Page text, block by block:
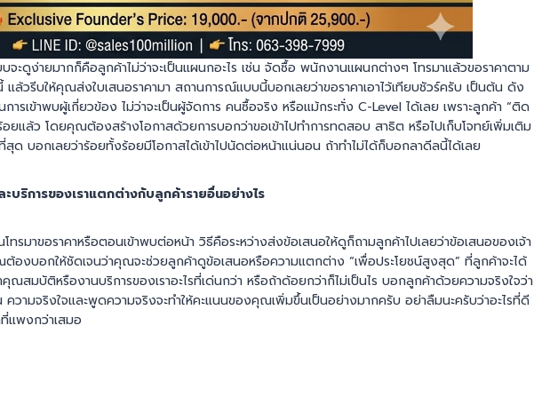
จะดูง่ายมากก็คือลูกค้าไม่ว่าจะเป็นแผนกอะไร เช่น จัดซื้อ พนักงานแผนกต่างๆ โทรมาแล้วขอราคาตาม
ล้วรีบให้คุณส่งใบเสนอราคามา สถานการณ์แบบนี้บอกเลยว่าขอราคาเอาไว้เทียบชัวร์ครับ เป็นต้น ดัง
ารเข้าพบผู้เกี่ยวข้อง ไม่ว่าจะเป็นผู้จัดการ คนซื้อจริง หรือแม้กระทั่ง C-Level ได้เลย เพราะลูกค้า “ติด
ล้ว โดยคุณต้องสร้างโอกาสด้วยการบอกว่าขอเข้าไปทำการทดสอบ สาธิต หรือไปเก็บโจทย์เพิ่มเติม
สุด บอกเลยว่าร้อยทั้งร้อยมีโอกาสได้เข้าไปนัดต่อหน้าแน่นอน ถ้าทำไม่ได้ก็บอกลาดีลนี้ได้เลย
ะบริการของเราแตกต่างกับลูกค้ารายอื่นอย่างไร
ทรมาขอราคาหรือตอนเข้าพบต่อหน้า วิธีคือระหว่างส่งข้อเสนอให้ดูก็ถามลูกค้าไปเลยว่าข้อเสนอของเจ้า
องบอกให้ชัดเจนว่าคุณจะช่วยลูกค้าดูข้อเสนอหรือความแตกต่าง “เพื่อประโยชน์สูงสุด” ที่ลูกค้าจะได้
คุณสมบัติหรืองานบริการของเราอะไรที่เด่นกว่า หรือถ้าด้อยกว่าก็ไม่เป็นไร บอกลูกค้าด้วยความจริงใจว่า
ความจริงใจและพูดความจริงจะทำให้คะแนนของคุณเพิ่มขึ้นเป็นอย่างมากครับ อย่าลืมนะครับว่าอะไรที่ดี
แพงกว่าเสมอ